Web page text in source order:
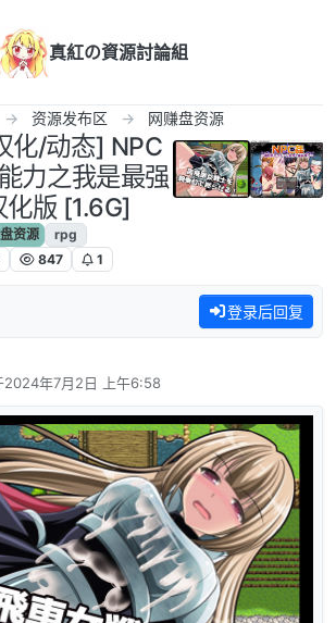
真紅の資源討論組
资源发布区 网赚盘资源
化/动态] NPC
力之我是最强
化版 [1.6G]
资源
rpg
847 1
登录后回复
2024年7月2日 上午6:58
由 编辑